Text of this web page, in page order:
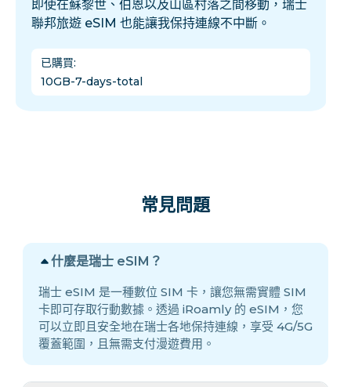
即使在蘇黎世、伯恩以及山區村落之間移動，瑞士
聯邦旅遊 eSIM 也能讓我保持連線不中斷。
已購買:
10GB-7-days-total
常見問題
什麼是瑞士 eSIM？
瑞士 eSIM 是一種數位 SIM 卡，讓您無需實體 SIM
卡即可存取行動數據。透過 iRoamly 的 eSIM，您
可以立即且安全地在瑞士各地保持連線，享受 4G/5G
覆蓋範圍，且無需支付漫遊費用。